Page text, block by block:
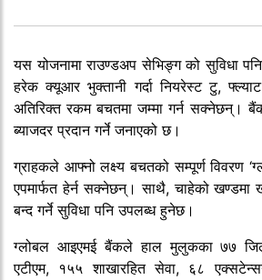
यस योजनामा राउण्डअप सेभिङ्ग को सुविधा
हरेक क्यूआर भुक्तानी गर्दा नियरेस्ट टु,
अतिरिक्त रकम बचतमा जम्मा गर्न सक्नेछन्।
ब्याजदर प्रदान गर्ने जनाएको छ।
ग्राहकले आफ्नो लक्ष्य बचतको सम्पूर्ण विवरण
एपमार्फत हेर्न सक्नेछन्। साथै, चाहेको खण्डमा
बन्द गर्ने सुविधा पनि उपलब्ध हुनेछ।
ग्लोबल आइएमई बैंकले हाल मुलुकका ७७
एटीएम, १५५ शाखारहित सेवा, ६८